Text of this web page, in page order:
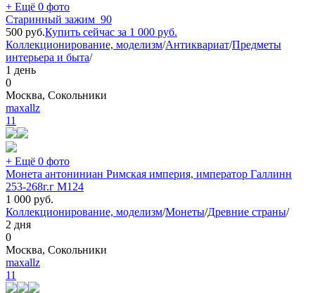
+ Ещё 0 фото
Старинный зажим_90
500 руб.Купить сейчас за 1 000 руб.
Коллекционирование, моделизм/Антиквариат/Предметы
интерьера и быта/
1 день
0
Москва, Сокольники
maxallz
11
+ Ещё 0 фото
Монета антониниан Римская империя, император Галлинн
253-268г.г М124
1 000 руб.
Коллекционирование, моделизм/Монеты/Древние страны/
2 дня
0
Москва, Сокольники
maxallz
11